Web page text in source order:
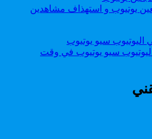
يوتيوب و استهذاف مشاهدين
سيو يوتيوب في وقت